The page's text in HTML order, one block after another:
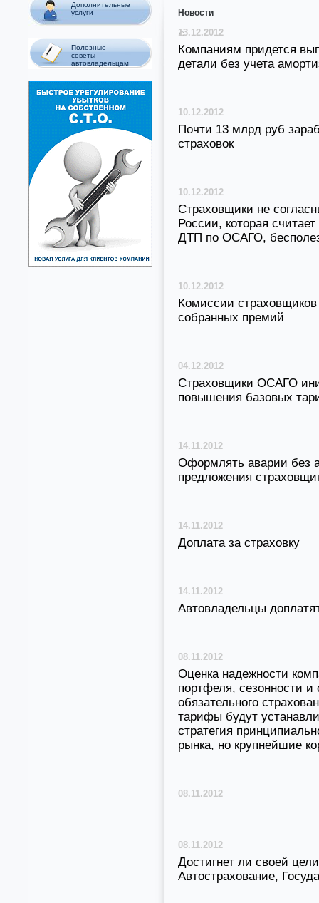
Дополнительные
услуги
Полезные
советы
автовладельцам
Новости
13.12.2012
Компаниям придется
детали без учета
10.12.2012
Почти 13 млрд руб
страховок
10.12.2012
Страховщики не
России, которая
ДТП по ОСАГО,
10.12.2012
Комиссии
собранных премий
04.12.2012
Страховщики ОСАГО
повышения базовых
14.11.2012
Оформлять аварии без
предложения
14.11.2012
Доплата за страховку
14.11.2012
Автовладельцы
08.11.2012
Оценка надежности
портфеля, сезонности
обязательного
тарифы будут
стратегия
рынка, но крупнейшие
08.11.2012
08.11.2012
Достигнет ли своей
Автострахование,